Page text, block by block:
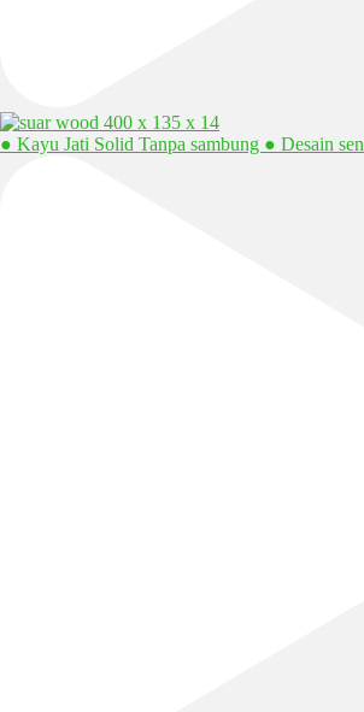
● Kayu Jati Solid Tanpa sambung ● Desain sen